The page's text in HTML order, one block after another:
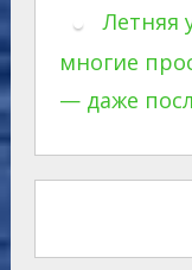
Летняя
многие
— даже